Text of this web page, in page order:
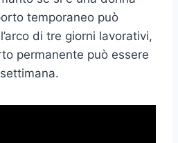
temporaneo può
di tre giorni lavorativi,
permanente può essere